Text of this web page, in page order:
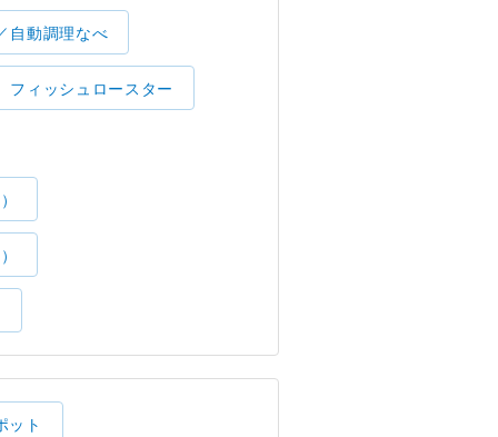
自動調理なべ
フィッシュロースター
ット